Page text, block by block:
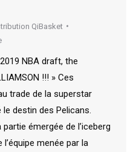
QiBasket
NBA draft, the
!!! » Ces
trade de la superstar
destin des Pelicans.
émergée de l’iceberg
menée par la